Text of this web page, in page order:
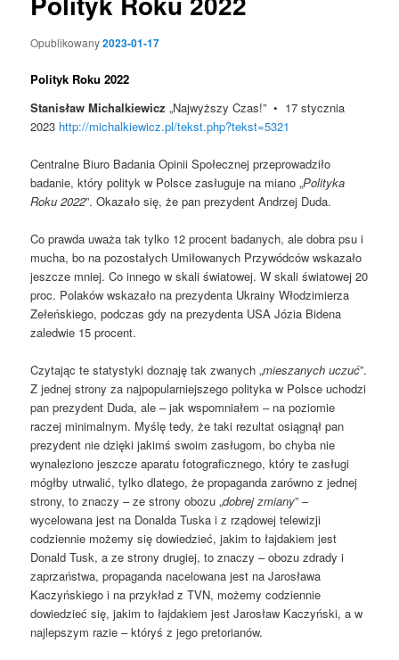
Opublikowany2023-01-17
Polityk Roku 2022
Stanisław Michalkiewicz „Najwyższy Czas!” • 17 stycznia
2023 http://michalkiewicz.pl/tekst.php?tekst=5321
Centralne Biuro Badania Opinii Społecznej przeprowadziło
badanie, który polityk w Polsce zasługuje na miano „Polityka
Roku 2022”. Okazało się, że pan prezydent Andrzej Duda.
Co prawda uważa tak tylko 12 procent badanych, ale dobra psu i
mucha, bo na pozostałych Umiłowanych Przywódców wskazało
jeszcze mniej. Co innego w skali światowej. W skali światowej 20
proc. Polaków wskazało na prezydenta Ukrainy Włodzimierza
Zełeńskiego, podczas gdy na prezydenta USA Józia Bidena
zaledwie 15 procent.
Czytając te statystyki doznaję tak zwanych „mieszanych uczuć”.
Z jednej strony za najpopularniejszego polityka w Polsce uchodzi
pan prezydent Duda, ale – jak wspomniałem – na poziomie
raczej minimalnym. Myślę tedy, że taki rezultat osiągnął pan
prezydent nie dzięki jakimś swoim zasługom, bo chyba nie
wynaleziono jeszcze aparatu fotograficznego, który te zasługi
mógłby utrwalić, tylko dlatego, że propaganda zarówno z jednej
strony, to znaczy – ze strony obozu „dobrej zmiany” –
wycelowana jest na Donalda Tuska i z rządowej telewizji
codziennie możemy się dowiedzieć, jakim to łajdakiem jest
Donald Tusk, a ze strony drugiej, to znaczy – obozu zdrady i
zaprzaństwa, propaganda nacelowana jest na Jarosława
Kaczyńskiego i na przykład z TVN, możemy codziennie
dowiedzieć się, jakim to łajdakiem jest Jarosław Kaczyński, a w
najlepszym razie – któryś z jego pretorianów.